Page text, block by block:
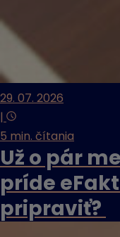
29. 07. 2026
|
5 min. čítania
Už o pár
príde
pripraviť?